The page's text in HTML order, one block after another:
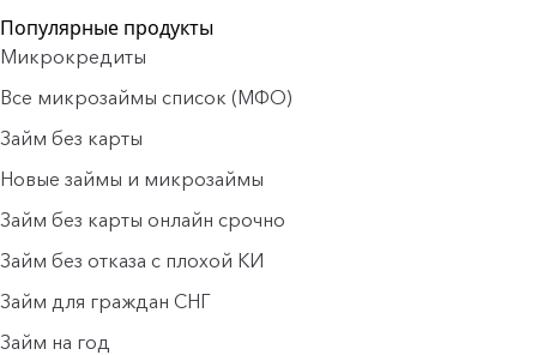
Популярные продукты
Микрокредиты
Все микрозаймы список (МФО)
Займ без карты
Новые займы и микрозаймы
Займ без карты онлайн срочно
Займ без отказа с плохой КИ
Займ для граждан СНГ
Займ на год